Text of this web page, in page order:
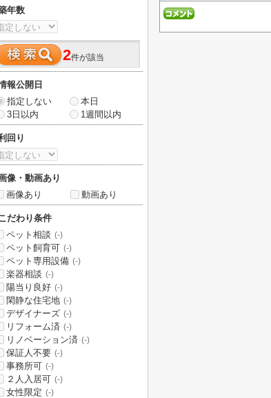
年数
2件が該当
報公開日
指定しない
本日
3日以内
1週間以内
回り
像・動画あり
画像あり
動画あり
だわり条件
ペット相談 (-)
ペット飼育可 (-)
ペット専用設備 (-)
楽器相談 (-)
陽当り良好 (-)
閑静な住宅地 (-)
デザイナーズ (-)
リフォーム済 (-)
リノベーション済 (-)
保証人不要 (-)
事務所可 (-)
２人入居可 (-)
女性限定 (-)